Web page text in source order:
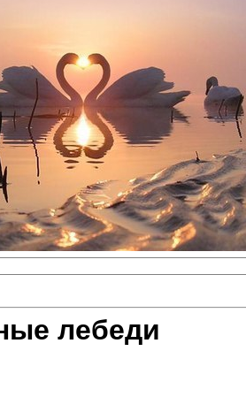
лебеди